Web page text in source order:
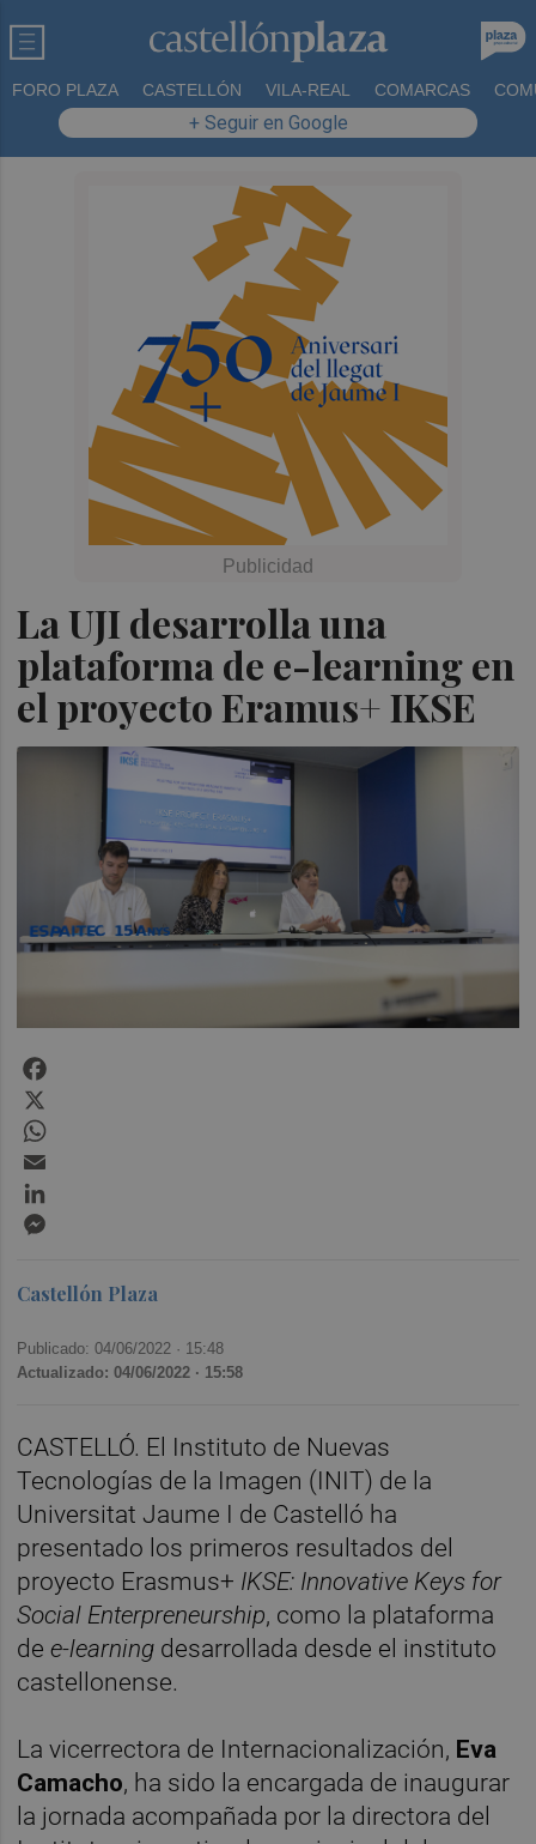
FORO PLAZA CASTELLÓN VILA-REAL COMARCAS
+ Seguir en Google
La UJI desarrolla una
plataforma de e-learning en
el proyecto Eramus+ IKSE
Castellón Plaza
Publicado: 04/06/2022 · 15:48
Actualizado: 04/06/2022 · 15:58
CASTELLÓ. El Instituto de Nuevas
Tecnologías de la Imagen (INIT) de la
Universitat Jaume I de Castelló ha
presentado los primeros resultados del
proyecto Erasmus+ IKSE: Innovative Keys for
Social Enterpreneurship, como la plataforma
dee-learning desarrollada desde el instituto
castellonense.
La vicerrectora de Internacionalización, Eva
Camacho, ha sido la encargada de inaugurar
la jornada acompañada por la directora del